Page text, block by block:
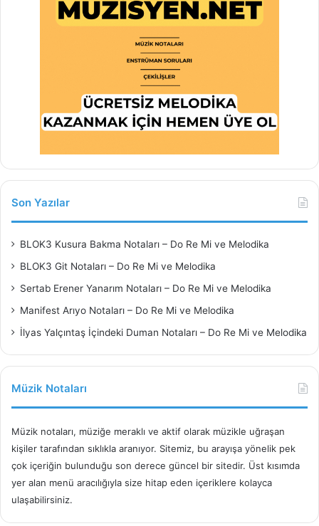
Son Yazılar
BLOK3 Kusura Bakma Notaları – Do Re Mi ve Melodika
BLOK3 Git Notaları – Do Re Mi ve Melodika
Sertab Erener Yanarım Notaları – Do Re Mi ve Melodika
Manifest Arıyo Notaları – Do Re Mi ve Melodika
İlyas Yalçıntaş İçindeki Duman Notaları – Do Re Mi ve Melodika
Müzik Notaları
Müzik notaları, müziğe meraklı ve aktif olarak müzikle uğraşan
kişiler tarafından sıklıkla aranıyor. Sitemiz, bu arayışa yönelik pek
çok içeriğin bulunduğu son derece güncel bir sitedir. Üst kısımda
yer alan menü aracılığıyla size hitap eden içeriklere kolayca
ulaşabilirsiniz.